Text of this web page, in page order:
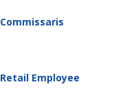
Commissaris
Retail Employee